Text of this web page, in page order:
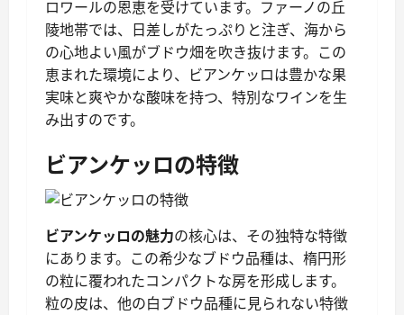
ロワールの恩恵を受けています。ファーノの丘
陵地帯では、日差しがたっぷりと注ぎ、海から
の心地よい風がブドウ畑を吹き抜けます。この
恵まれた環境により、ビアンケッロは豊かな果
実味と爽やかな酸味を持つ、特別なワインを生
み出すのです。
ビアンケッロの特徴
ビアンケッロの魅力の核心は、その独特な特徴
にあります。この希少なブドウ品種は、楕円形
の粒に覆われたコンパクトな房を形成します。
粒の皮は、他の白ブドウ品種に見られない特徴